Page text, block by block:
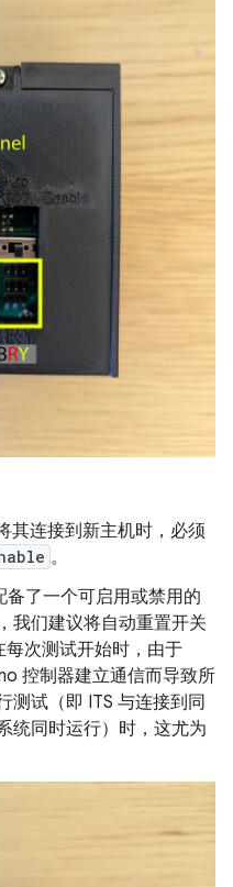
其连接到新主机时，必须
。
了一个可启用或禁用的
我们建议将自动重置开关
每次测试开始时，由于
控制器建立通信而导致所
测试（即 ITS 与连接到同
统同时运行）时，这尤为